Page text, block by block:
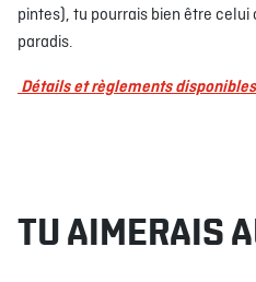
pintes), tu pourrais bien être celui
paradis.
Détails et règlements
TU AIMERAIS